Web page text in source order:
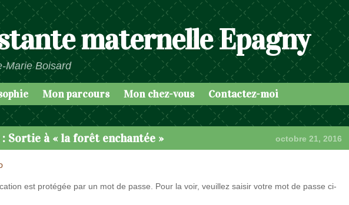
maternelle Epagny
Marie Boisard
Mon parcours Mon chez-vous Contactez-moi
Sortie à « la forêt enchantée » octobre 21, 2016
est protégée par un mot de passe. Pour la voir, veuillez saisir votre mot de passe ci-